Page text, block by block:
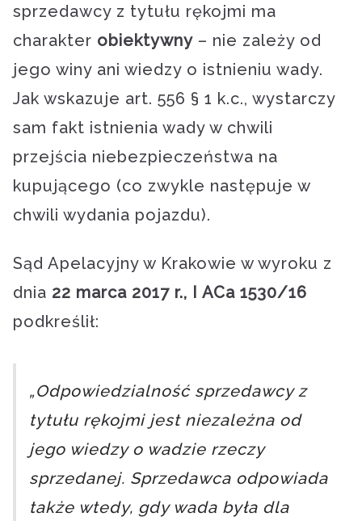
sprzedawcy z tytułu rękojmi ma
charakter obiektywny – nie zależy od
jego winy ani wiedzy o istnieniu wady.
Jak wskazuje art. 556 § 1 k.c., wystarczy
sam fakt istnienia wady w chwili
przejścia niebezpieczeństwa na
kupującego (co zwykle następuje w
chwili wydania pojazdu).
Sąd Apelacyjny w Krakowie w wyroku z
dnia 22 marca 2017 r., I ACa 1530/16
podkreślił:
„Odpowiedzialność sprzedawcy z
tytułu rękojmi jest niezależna od
jego wiedzy o wadzie rzeczy
sprzedanej. Sprzedawca odpowiada
także wtedy, gdy wada była dla